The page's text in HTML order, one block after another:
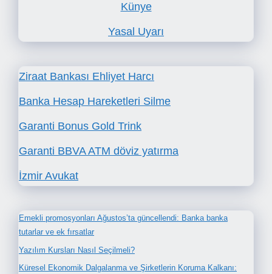
Künye
Yasal Uyarı
Ziraat Bankası Ehliyet Harcı
Banka Hesap Hareketleri Silme
Garanti Bonus Gold Trink
Garanti BBVA ATM döviz yatırma
İzmir Avukat
Emekli promosyonları Ağustos’ta güncellendi: Banka banka
tutarlar ve ek fırsatlar
Yazılım Kursları Nasıl Seçilmeli?
Küresel Ekonomik Dalgalanma ve Şirketlerin Koruma Kalkanı: